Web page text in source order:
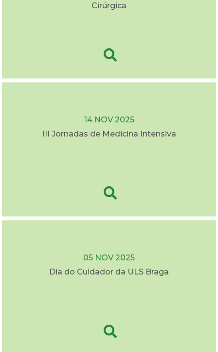
Cirúrgica
14 NOV 2025
III Jornadas de Medicina Intensiva
05 NOV 2025
Dia do Cuidador da ULS Braga